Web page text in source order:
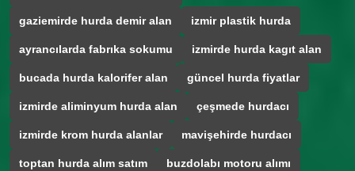
gaziemirde hurda demir alan izmir plastik hurda
ayrancılarda fabrıka sokumu izmirde hurda kagıt alan
bucada hurda kalorifer alan güncel hurda fiyatlar
izmirde aliminyum hurda alan çeşmede hurdacı
izmirde krom hurda alanlar mavişehirde hurdacı
toptan hurda alım satım buzdolabı motoru alımı